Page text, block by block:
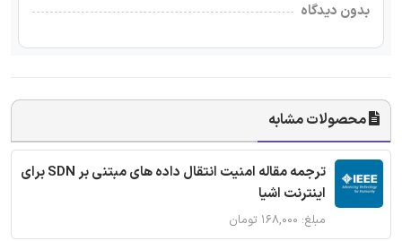
بدون دیدگاه
محصولات مشابه
ترجمه مقاله امنیت انتقال داده های مبتنی بر SDN برای
اینترنت اشیا
مبلغ: ۱۶۸,۰۰۰ تومان